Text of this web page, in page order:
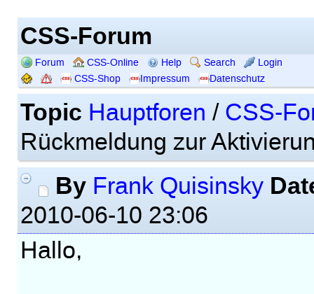
CSS-Forum
Forum CSS-Online Help Search
Login
CSS-Shop
Impressum Datenschutz
Topic Hauptforen / CSS-
Rückmeldung zur
By Frank Quisinsky
2010-06-10 23:06
Hallo,